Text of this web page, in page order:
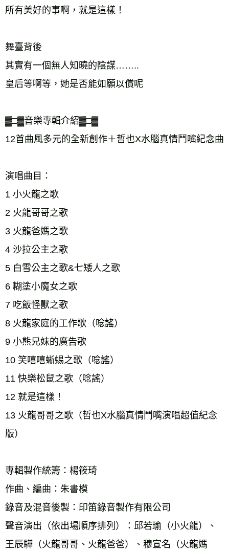
所有美好的事啊，就是這樣！
舞臺背後
其實有一個無人知曉的陰謀……..
皇后等啊等，她是否能如願以償呢
▓□▓音樂專輯介紹▓□▓
演唱曲目：
1 小火龍之歌
2 火龍哥哥之歌
3 火龍爸媽之歌
4 沙拉公主之歌
5 白雪公主之歌&七矮人之歌
6 糊塗小魔女之歌
7 吃飯怪獸之歌
8 火龍家庭的工作歌（唸謠）
9 小熊兄妹的廣告歌
10 笑嘻嘻蜥蜴之歌（唸謠）
11 快樂松鼠之歌（唸謠）
12 就是這樣！
13 火龍哥哥之歌（哲也X水腦真情鬥嘴演唱超值紀念
版）
專輯製作統籌：楊筱琦
作曲、編曲：朱書模
錄音及混音後製：印笛錄音製作有限公司
聲音演出（依出場順序排列）：邱若瑜（小火龍）、
王辰驊（火龍哥哥、火龍爸爸）、穆宣名（火龍媽